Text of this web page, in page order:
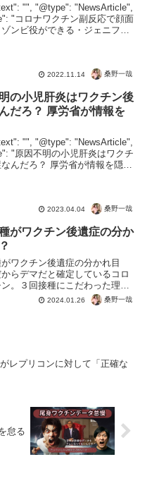
"", "@type": "NewsArticle",
"コロナワクチン副反応で顔面
ンビ役ができる・ジェニファ
2022.11.14 桑野一哉
の小児肝炎はワクチン後
厚労省が情報を
"", "@type": "NewsArticle",
"原因不明の小児肝炎はワクチ
んだろ？ 厚労省が情報を隠蔽
2023.04.04 桑野一哉
がワクチン後遺症の分か
がワクチン後遺症の分かれ目
らデマだと確定しているコロ
。３回接種にこだわった理由
たんだろう。最初は２回１セッ
打ったら集団免疫。すぐさまワ
2024.01.26 桑野一哉
レプリコンに対して「正確な
怠る